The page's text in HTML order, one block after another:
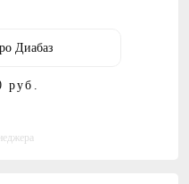
Диабаз
руб.